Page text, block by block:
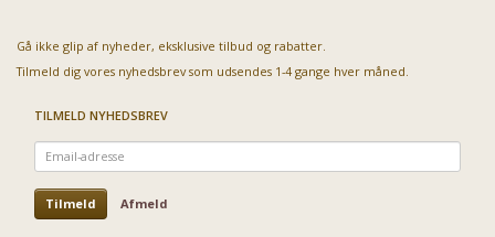
Gå ikke glip af nyheder, eksklusive tilbud og rabatter.
Tilmeld dig vores nyhedsbrev som udsendes 1-4 gange hver måned.
TILMELD NYHEDSBREV
Email-
adresse
Tilmeld Afmeld